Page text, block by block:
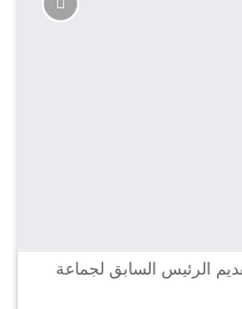
الرئيس السابق لجماعة